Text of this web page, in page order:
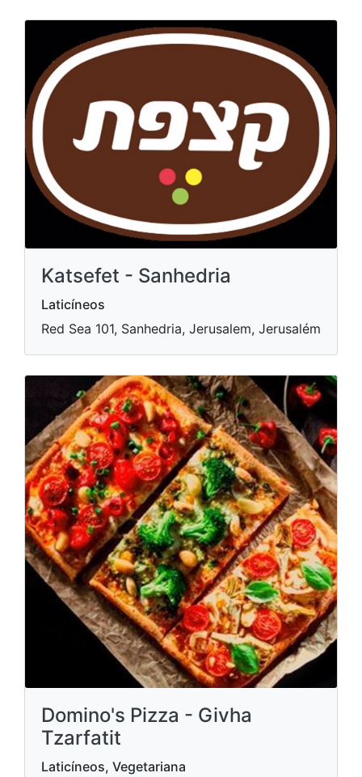
Katsefet - Sanhedria
Laticíneos
Red Sea 101, Sanhedria, Jerusalem, Jerusalém
Domino's Pizza - Givha
Tzarfatit
Laticíneos, Vegetariana